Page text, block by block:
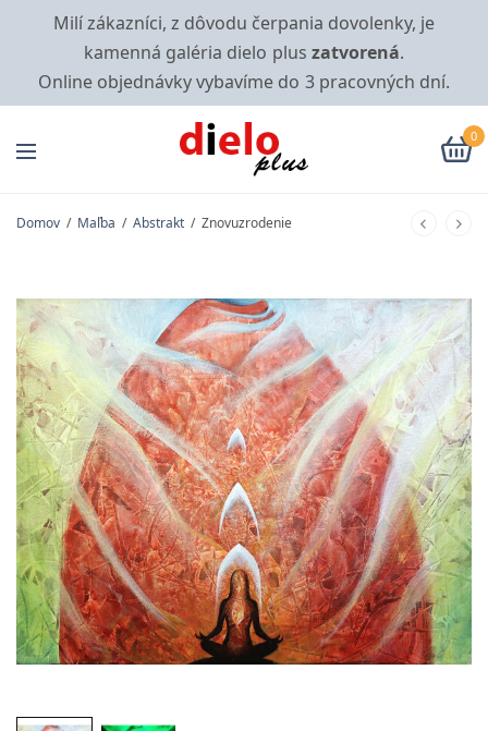
Milí zákazníci, z dôvodu čerpania dovolenky, je
kamenná galéria dielo plus zatvorená.
Online objednávky vybavíme do 3 pracovných dní.
0
Domov / Maľba / Abstrakt / Znovuzrodenie